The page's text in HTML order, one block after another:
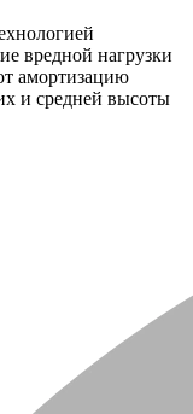
вредной нагрузки
амортизацию
и средней высоты